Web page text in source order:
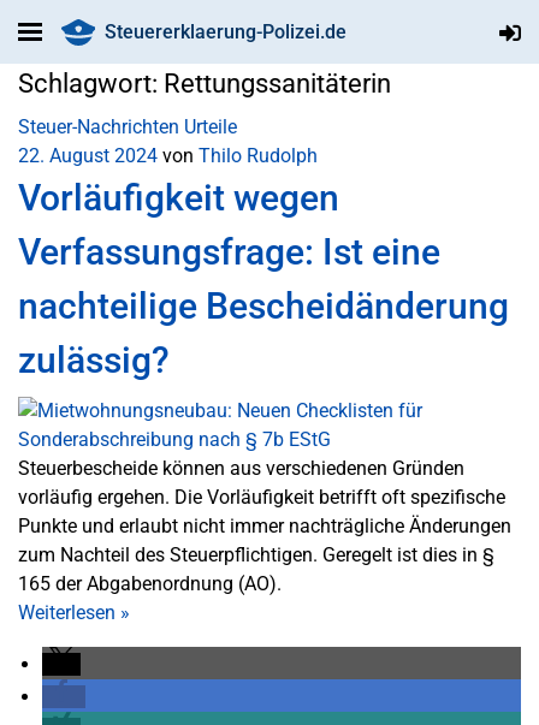
Steuererklaerung-Polizei.de
Schlagwort: Rettungssanitäterin
Steuer-Nachrichten Urteile
22. August 2024 von Thilo Rudolph
Vorläufigkeit wegen
Verfassungsfrage: Ist eine
nachteilige Bescheidänderung
zulässig?
Steuerbescheide können aus verschiedenen Gründen
vorläufig ergehen. Die Vorläufigkeit betrifft oft spezifische
Punkte und erlaubt nicht immer nachträgliche Änderungen
zum Nachteil des Steuerpflichtigen. Geregelt ist dies in §
165 der Abgabenordnung (AO).
Weiterlesen »